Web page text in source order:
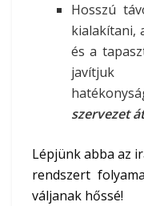
Hosszú
kialakítani,
és a
javítjuk
szervezet
Lépjünk abba az
rendszert
váljanak hőssé!